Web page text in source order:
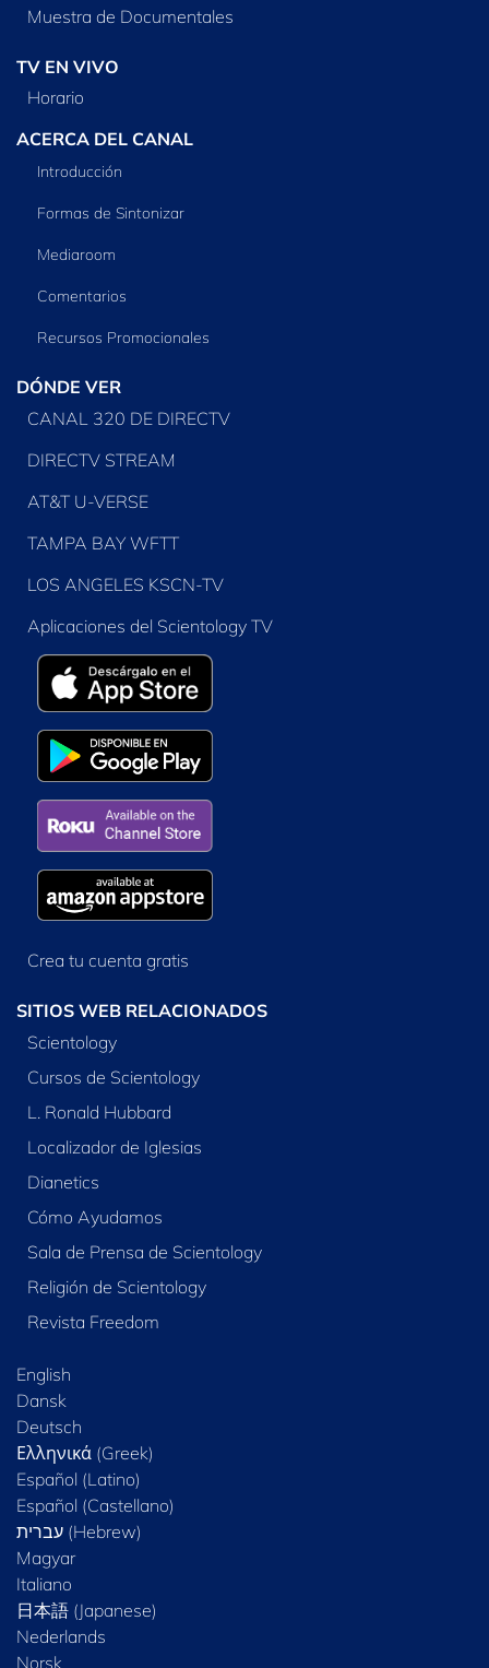
Muestra de Documentales
TV EN VIVO
Horario
ACERCA DEL CANAL
Introducción
Formas de Sintonizar
Mediaroom
Comentarios
Recursos Promocionales
DÓNDE VER
CANAL 320 DE DIRECTV
DIRECTV STREAM
AT&T U-VERSE
TAMPA BAY WFTT
LOS ANGELES KSCN-TV
Aplicaciones del Scientology TV
Crea tu cuenta gratis
SITIOS WEB RELACIONADOS
Scientology
Cursos de Scientology
L. Ronald Hubbard
Localizador de Iglesias
Dianetics
Cómo Ayudamos
Sala de Prensa de Scientology
Religión de Scientology
Revista Freedom
English
Dansk
Deutsch
Ελληνικά (Greek)
Español (Latino)
Español (Castellano)
Magyar
Italiano
日本語 (Japanese)
Nederlands
Norsk